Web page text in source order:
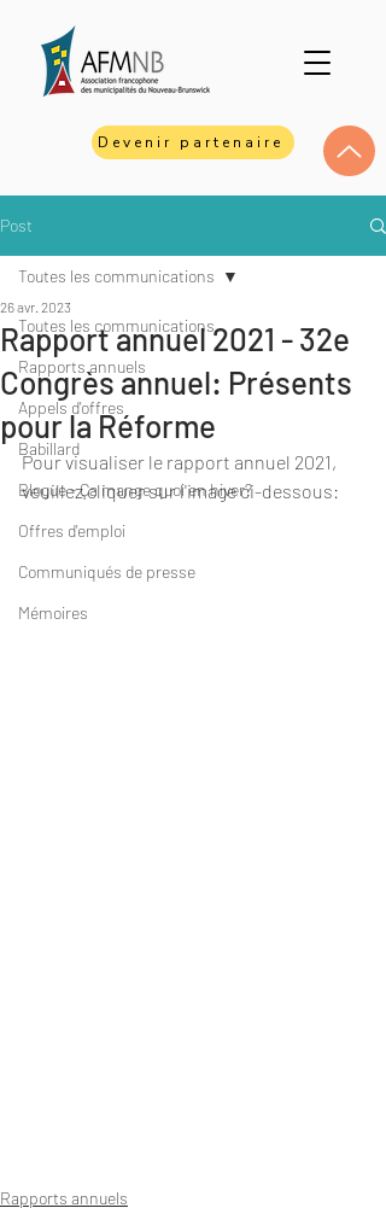
Devenir partenaire
Post
Toutes les communications
Rapports annuels
Appels d'offres
Babillard
Blogue - Ça mange quoi en hiver?
Offres d'emploi
Communiqués de presse
Mémoires
Toutes les communications
Rapport annuel 2021 - 32e
Congrès annuel: Présents
pour la Réforme
26 avr. 2023
Pour visualiser le rapport annuel 2021,
veuillez cliquer sur l'image ci-dessous:
Rapports annuels